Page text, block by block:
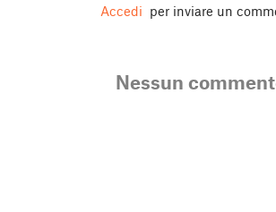
Accedi per inviare un
Nessun